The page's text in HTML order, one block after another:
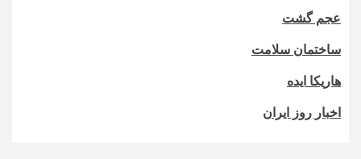
عجم گشت
ساختمان سلامت
هاریکا ایده
اخبار روز ایران